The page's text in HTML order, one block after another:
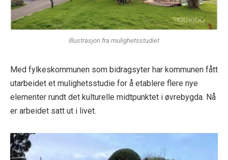
Illustrasjon fra mulighetsstudiet
Med fylkeskommunen som bidragsyter har kommunen fått
utarbeidet et mulighetsstudie for å etablere flere nye
elementer rundt det kulturelle midtpunktet i øvrebygda. Nå
er arbeidet satt ut i livet.